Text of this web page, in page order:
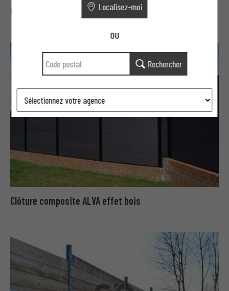
Clôture composite
Clôture composite ALVA effet bois
Localisez-moi
OU
Rechercher